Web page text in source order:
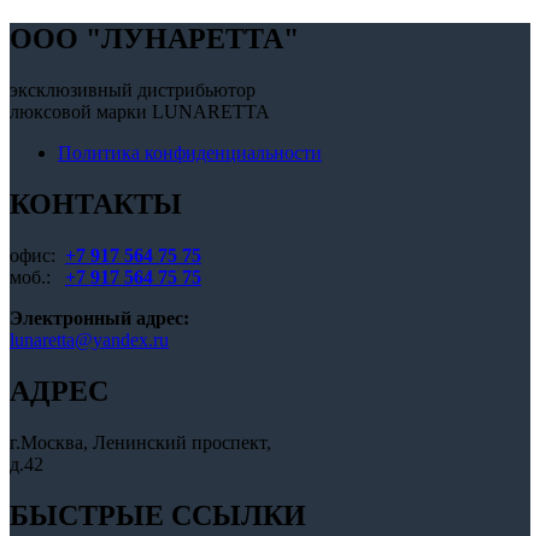
OOO "ЛУНАРЕТТА"
эксклюзивный дистрибьютор
люксовой марки LUNARETTA
Политика конфиденциальности
КОНТАКТЫ
офис: +7 917 564 75 75
моб.: +7 917 564 75 75
Электронный адрес:
lunaretta@yandex.ru
АДРЕС
г.Москва, Ленинский проспект,
д.42
БЫСТРЫЕ ССЫЛКИ